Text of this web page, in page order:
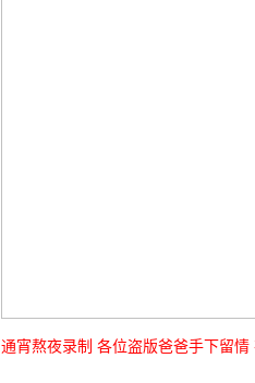
通宵熬夜录制 各位盗版爸爸手下留